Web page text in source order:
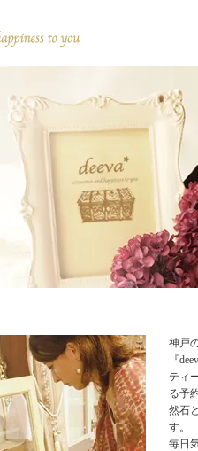
神戸
『
ティ
る予
然石
す。
毎日